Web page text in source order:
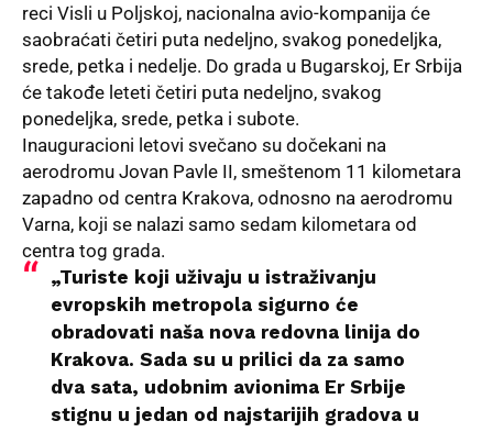
reci Visli u Poljskoj, nacionalna avio-kompanija će
saobraćati četiri puta nedeljno, svakog ponedeljka,
srede, petka i nedelje. Do grada u Bugarskoj, Er Srbija
će takođe leteti četiri puta nedeljno, svakog
ponedeljka, srede, petka i subote.
Inauguracioni letovi svečano su dočekani na
aerodromu Jovan Pavle II, smeštenom 11 kilometara
zapadno od centra Krakova, odnosno na aerodromu
Varna, koji se nalazi samo sedam kilometara od
centra tog grada.
„Turiste koji uživaju u istraživanju
evropskih metropola sigurno će
obradovati naša nova redovna linija do
Krakova. Sada su u prilici da za samo
dva sata, udobnim avionima Er Srbije
stignu u jedan od najstarijih gradova u